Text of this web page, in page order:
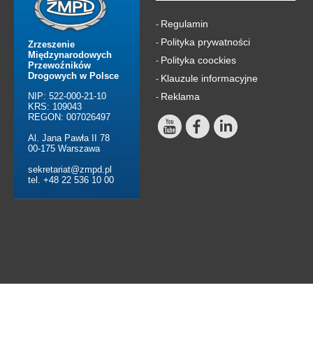
Zrzeszenie
Międzynarodowych
Przewoźników
Drogowych w Polsce
NIP: 522-000-21-10
KRS: 109043
REGON: 007026497
Al. Jana Pawła II 78
00-175 Warszawa
sekretariat@zmpd.pl
tel. +48 22 536 10 00
- Regulamin
- Polityka prywatności
- Polityka coockies
- Klauzule informacyjne
- Reklama